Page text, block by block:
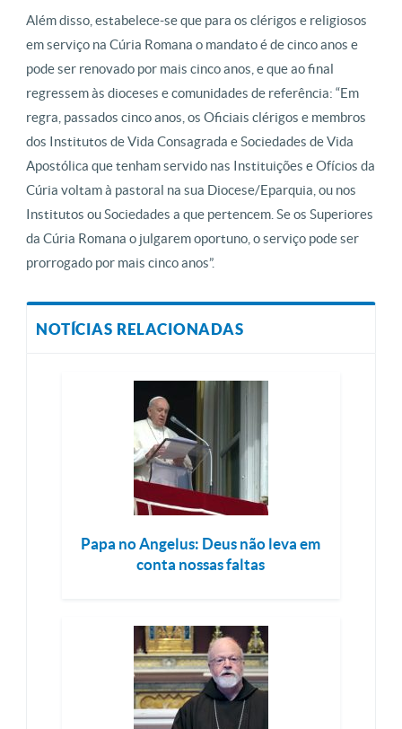
Além disso, estabelece-se que para os clérigos e religiosos
em serviço na Cúria Romana o mandato é de cinco anos e
pode ser renovado por mais cinco anos, e que ao final
regressem às dioceses e comunidades de referência: “Em
regra, passados ​​cinco anos, os Oficiais clérigos e membros
dos Institutos de Vida Consagrada e Sociedades de Vida
Apostólica que tenham servido nas Instituições e Ofícios da
Cúria voltam à pastoral na sua Diocese/Eparquia, ou nos
Institutos ou Sociedades a que pertencem. Se os Superiores
da Cúria Romana o julgarem oportuno, o serviço pode ser
prorrogado por mais cinco anos”.
NOTÍCIAS RELACIONADAS
Papa no Angelus: Deus não leva em
conta nossas faltas